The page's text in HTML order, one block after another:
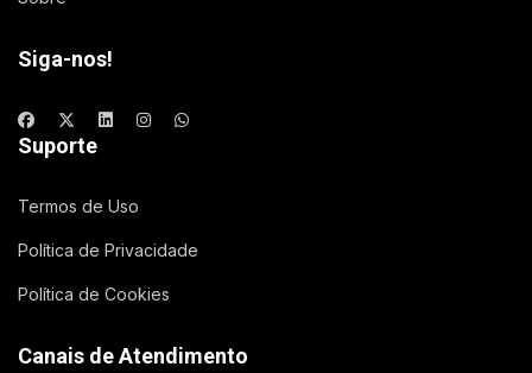
Siga-nos!
Suporte
Termos de Uso
Política de Privacidade
Política de Cookies
Canais de Atendimento